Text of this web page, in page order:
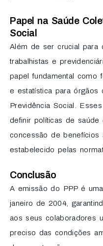
Papel na Saúde
Social
Além de ser crucial para
trabalhistas e
papel fundamental como
e estatística para órgãos
Previdência Social.
definir políticas de saúde
concessão de benefícios
estabelecido pelas
Conclusão
A emissão do PPP é
janeiro de 2004,
aos seus colaboradores
preciso das condições